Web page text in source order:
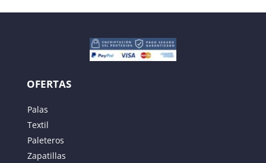
OFERTAS
Palas
Textil
Paleteros
Zapatillas